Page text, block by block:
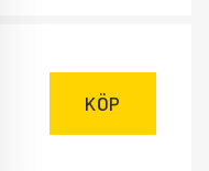
KÖP